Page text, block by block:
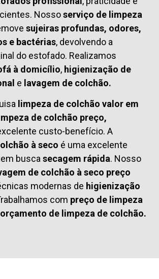
Nossoserviço de limpeza
sujeiras profundas, odores,
e bactérias, devolvendo a
do estofado. Realizamos
à domicílio, higienização de
e lavagem de colchão.
limpeza de colchão valor em
de colchão preço,
custo-benefício. A
à seco é uma excelente
busca secagem rápida. Nosso
de colchão à seco preço
modernas de higienização
com preço de limpeza
orçamento de limpeza de colchão.